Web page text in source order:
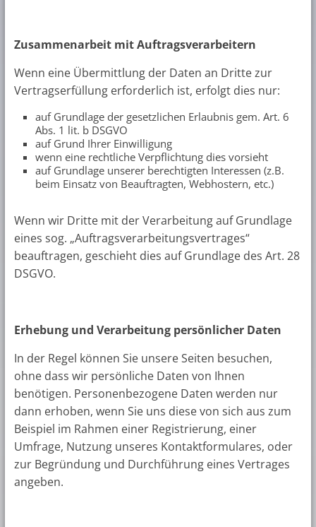
Zusammenarbeit mit Auftragsverarbeitern
Wenn eine Übermittlung der Daten an Dritte zur
Vertragserfüllung erforderlich ist, erfolgt dies nur:
auf Grundlage der gesetzlichen Erlaubnis gem. Art. 6
Abs. 1 lit. b DSGVO
auf Grund Ihrer Einwilligung
wenn eine rechtliche Verpflichtung dies vorsieht
auf Grundlage unserer berechtigten Interessen (z.B.
beim Einsatz von Beauftragten, Webhostern, etc.)
Wenn wir Dritte mit der Verarbeitung auf Grundlage
eines sog. „Auftragsverarbeitungsvertrages“
beauftragen, geschieht dies auf Grundlage des Art. 28
DSGVO.
Erhebung und Verarbeitung persönlicher Daten
In der Regel können Sie unsere Seiten besuchen,
ohne dass wir persönliche Daten von Ihnen
benötigen. Personenbezogene Daten werden nur
dann erhoben, wenn Sie uns diese von sich aus zum
Beispiel im Rahmen einer Registrierung, einer
Umfrage, Nutzung unseres Kontaktformulares, oder
zur Begründung und Durchführung eines Vertrages
angeben.